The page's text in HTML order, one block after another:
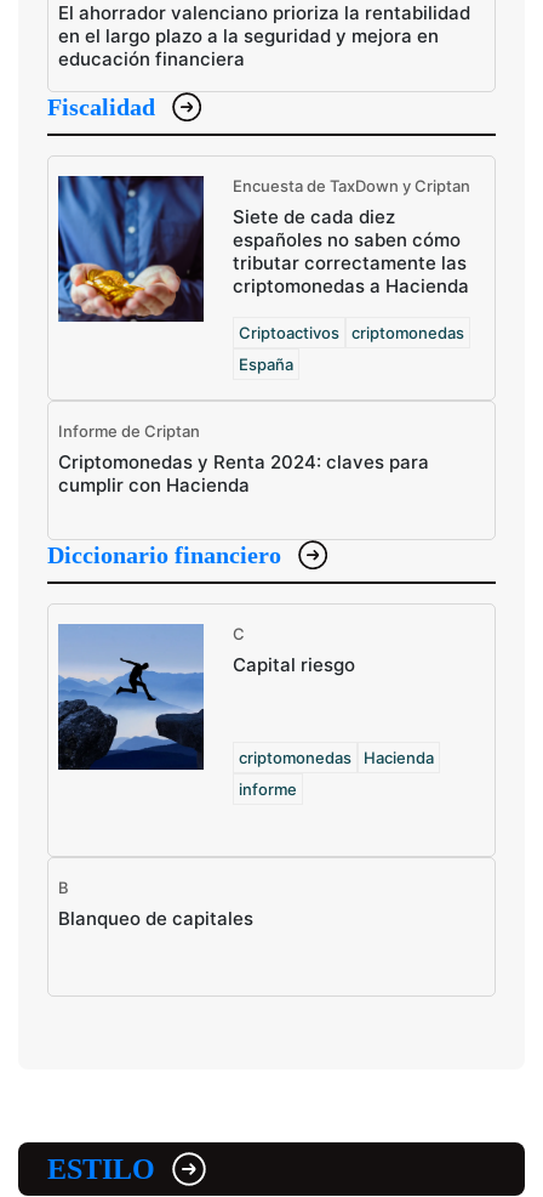
El ahorrador valenciano prioriza la rentabilidad
en el largo plazo a la seguridad y mejora en
educación financiera
Fiscalidad
Encuesta de TaxDown y Criptan
Siete de cada diez
españoles no saben cómo
tributar correctamente las
criptomonedas a Hacienda
Criptoactivos
criptomonedas
España
Informe de Criptan
Criptomonedas y Renta 2024: claves para
cumplir con Hacienda
Diccionario financiero
C
Capital riesgo
criptomonedas
Hacienda
informe
B
Blanqueo de capitales
ESTILO